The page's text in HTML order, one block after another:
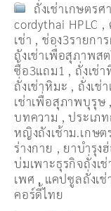
ถั่งเช่าเกษตรศ
cordythai HPLC ,
เช่า , ช่อง3รายกา
ถังเช่าเพื่อสุภาพส
ซื้อ3แถม1 , ถั่งเช่า
ถั่งเช่าหิมะ , ถั่งเช่
เช่าเพื่อสุภาพบุรุษ ,
บทความ ,ประเภท
หญิงถังเช้าม.เกษต
ร่างกาย , ยาบำรุง
บ่มเพาะธุรกิจถั่งเช่
เพศ , แคปซูลถั่งเช่
คอร์ดี้ไทย